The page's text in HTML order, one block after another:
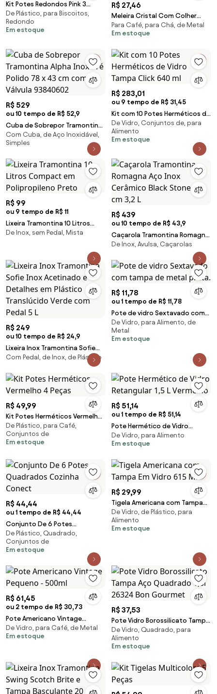
Kit Potes Redondos Pink 3
Peças
De Plástico, para Biscoitos,
Redondo
Em estoque
R$ 27,46
Meleira Cristal Com Colher
Pearl 10x8x7cm 28380 Wolff
Para Café, para Chá, de Metal
Em estoque
R$ 529
ou 10 tempo de R$ 52,9
Cuba de Sobrepor Tramontina
Alpha Inox Pré Polido 78 x 43 cm
com Válvula 93840602
Com Cuba, de Aço Inoxidável,
Simples
R$ 283,01
ou 9 tempo de R$ 31,45
Kit com 10 Potes Herméticos de
Vidro Tampa Click 640 ml
De Vidro, Conjuntos de, para
Alimento
Em estoque
R$ 99
ou 9 tempo de R$ 11
Lixeira Tramontina 10 Litros
Compact em Polipropileno
De Inox, sem Pedal, Mista
R$ 439
ou 10 tempo de R$ 43,9
Caçarola Tramontina Romagna
Aço Inox Cerâmico Black Stone
De Inox, Avulsa, Caçarolas
R$ 249
ou 10 tempo de R$ 24,9
Lixeira Inox Tramontina Sofie
Inox Acetinado e Detalhes em
Plástico Translúcido Verde com
Pedal 5 L
Com Pedal, de Inox, de Plástico
R$ 11,78
ou 1 tempo de R$ 11,78
Pote de vidro Sextavado com
tampa de metal prata.
De Vidro, para Alimento, de
Metal
Em estoque
R$ 49,99
Kit Potes Herméticos Vermelho
4 Peças
De Plástico, para Café,
Conjuntos de
Em estoque
R$ 51,14
ou 1 tempo de R$ 51,14
Pote Hermético de Vidro
Retangular 1,5 L Vermelho
De Vidro, para Alimento
Em estoque
R$ 44,44
ou 1 tempo de R$ 44,44
Conjunto De 6 Potes
Quadrados Cozinha Conect
De Plástico, Quadrado,
Conjuntos de
Em estoque
R$ 29,99
Tigela Americana com Tampa
Em Vidro 615 Ml
De Vidro, de Plástico, para
Alimento
Em estoque
R$ 61,45
ou 2 tempo de R$ 30,73
Pote Americano Vintage
Pequeno - 500ml
De Vidro, para Café, de Metal
Em estoque
R$ 37,53
Pote Vidro Borossilicato Tampa
Aço Quadrado 1,6l 26324 Bon
Gourmet
De Vidro, Quadrado, para
Alimento
Em estoque